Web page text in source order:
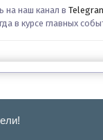
на наш канал в
в курсе главных